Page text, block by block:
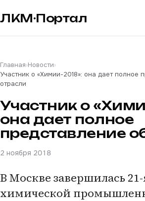
ЛКМ·Портал
Главная›Новости›
Участник о «Химии-2018»: она дает полное
отрасли
Участник о
она дает полное
представление
2 ноября 2018
В Москве завершилась
химической